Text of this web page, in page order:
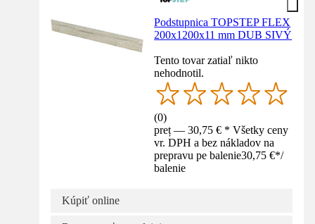
Podstupnica TOPSTEP FLEX
200x1200x11 mm DUB SIVÝ
Tento tovar zatiaľ nikto
nehodnotil.
(0)
preț — 30,75 € * Všetky ceny
vr. DPH a bez nákladov na
prepravu pe balenie30,75 €*/
balenie
Kúpiť online